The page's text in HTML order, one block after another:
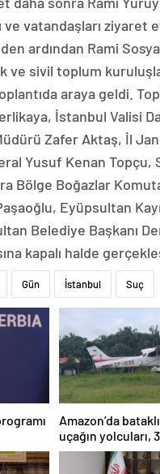
ve vatandaşları ziyaret
ardından Rami
ve sivil toplum
araya geldi.
İstanbul Valisi
Zafer Aktaş, İl
Yusuf Kenan Topçu,
Bölge Boğazlar
Eyüpsultan
Belediye Başkanı
kapalı halde
Gün İstanbul Suç
Amazon’da
uçağın yolcuları,
kurtarılmayı